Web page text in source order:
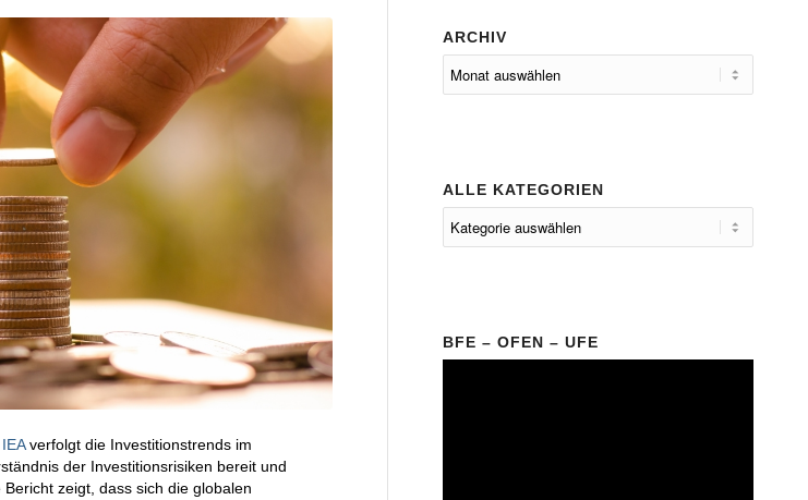
verfolgt die Investitionstrends im
der Investitionsrisiken bereit und
zeigt, dass sich die globalen
ARCHIV
ALLE KATEGORIEN
BFE – OFEN – UFE